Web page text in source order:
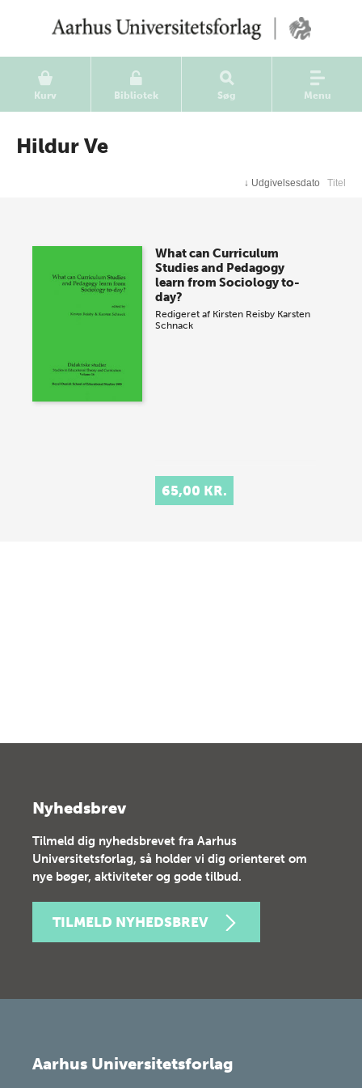
Kurv Bibliotek Søg Menu
Hildur Ve
↓ Udgivelsesdato Titel
What can Curriculum
Studies and Pedagogy
learn from Sociology to-
day?
Redigeret af Kirsten Reisby Karsten
Schnack
65,00 KR.
Nyhedsbrev
Tilmeld dig nyhedsbrevet fra Aarhus
Universitetsforlag, så holder vi dig orienteret om
nye bøger, aktiviteter og gode tilbud.
TILMELD NYHEDSBREV
Aarhus Universitetsforlag